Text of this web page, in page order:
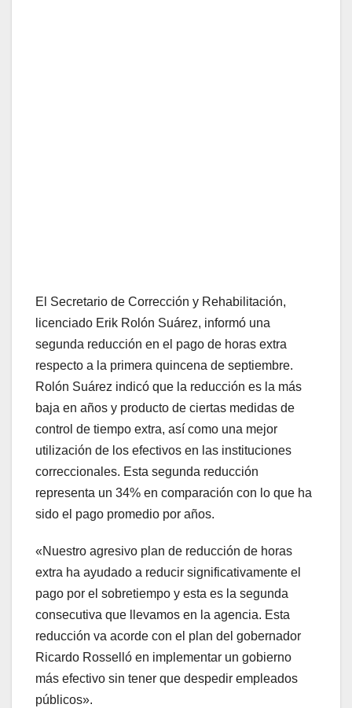
El Secretario de Corrección y Rehabilitación,
licenciado Erik Rolón Suárez, informó una
segunda reducción en el pago de horas extra
respecto a la primera quincena de septiembre.
Rolón Suárez indicó que la reducción es la más
baja en años y producto de ciertas medidas de
control de tiempo extra, así como una mejor
utilización de los efectivos en las instituciones
correccionales. Esta segunda reducción
representa un 34% en comparación con lo que ha
sido el pago promedio por años.
«Nuestro agresivo plan de reducción de horas
extra ha ayudado a reducir significativamente el
pago por el sobretiempo y esta es la segunda
consecutiva que llevamos en la agencia. Esta
reducción va acorde con el plan del gobernador
Ricardo Rosselló en implementar un gobierno
más efectivo sin tener que despedir empleados
públicos».